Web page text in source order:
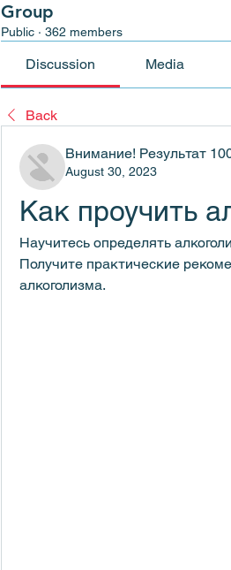
Group
Public · 362 members
Discussion Media
Back
Внимание! Результат
August 30, 2023
Как проучить
Научитесь определять
Получите практические
алкоголизма.